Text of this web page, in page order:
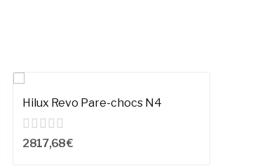
Hilux Revo Pare-chocs N4
2 817,68 €